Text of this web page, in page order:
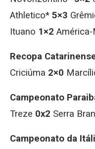
Athletico* 5×3
Ituano 1×2
Recopa
Criciúma 2×0
Campeonato
Treze 0x2 Serra
Campeonato da